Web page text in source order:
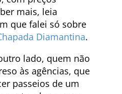
mais, leia
que falei só sobre
Diamantina.
lado, quem não
às agências, que
passeios de um